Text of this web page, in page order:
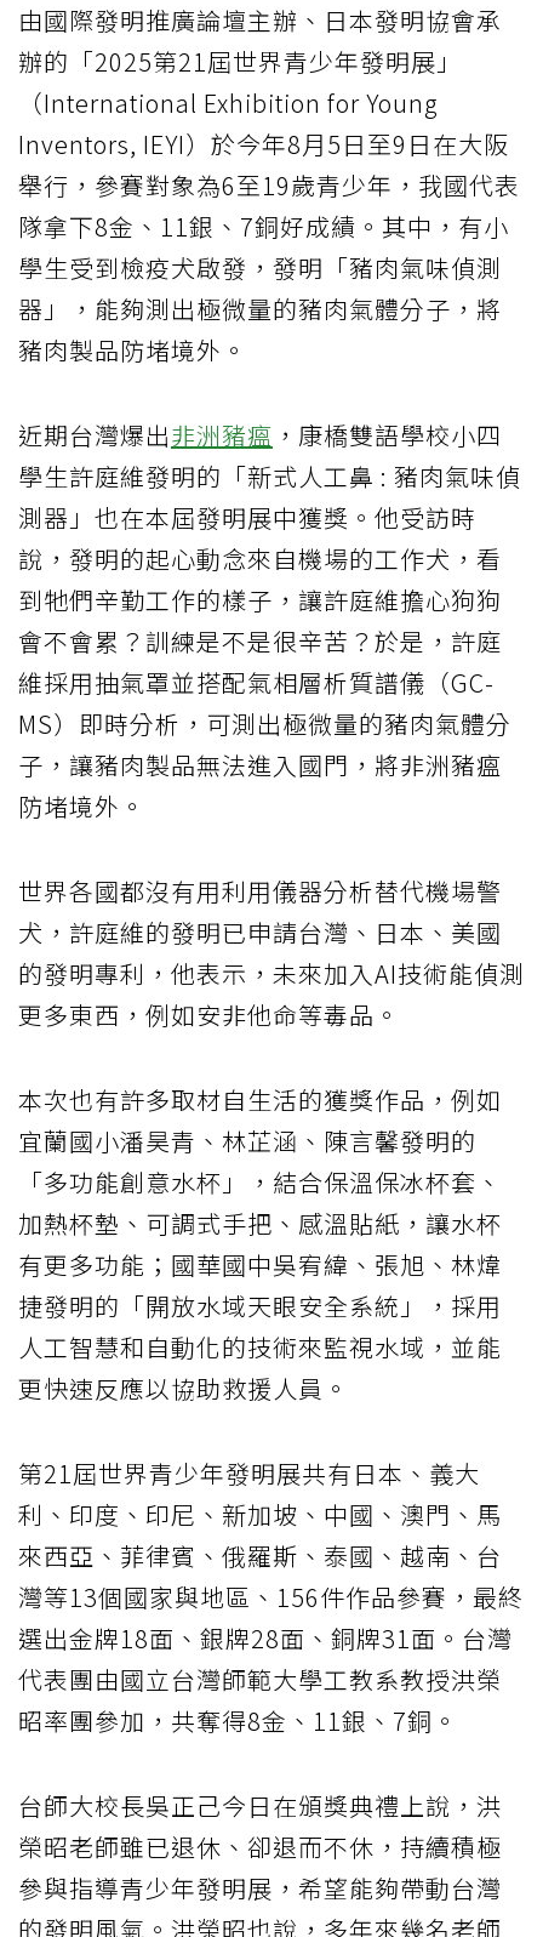
由國際發明推廣論壇主辦、日本發明協會承
辦的「2025第21屆世界青少年發明展」
（International Exhibition for Young
Inventors, IEYI）於今年8月5日至9日在大阪
舉行，參賽對象為6至19歲青少年，我國代表
隊拿下8金、11銀、7銅好成績。其中，有小
學生受到檢疫犬啟發，發明「豬肉氣味偵測
器」，能夠測出極微量的豬肉氣體分子，將
豬肉製品防堵境外。
近期台灣爆出非洲豬瘟 ，康橋雙語學校小四
學生許庭維發明的「新式人工鼻 : 豬肉氣味偵
測器」也在本屆發明展中獲獎。他受訪時
說，發明的起心動念來自機場的工作犬，看
到牠們辛勤工作的樣子，讓許庭維擔心狗狗
會不會累？訓練是不是很辛苦？於是，許庭
維採用抽氣罩並搭配氣相層析質譜儀（GC-
MS）即時分析，可測出極微量的豬肉氣體分
子，讓豬肉製品無法進入國門，將非洲豬瘟
防堵境外。
世界各國都沒有用利用儀器分析替代機場警
犬，許庭維的發明已申請台灣、日本、美國
的發明專利，他表示，未來加入AI技術能偵測
更多東西，例如安非他命等毒品。
本次也有許多取材自生活的獲獎作品，例如
宜蘭國小潘昊青、林芷涵、陳言馨發明的
「多功能創意水杯」，結合保溫保冰杯套、
加熱杯墊、可調式手把、感溫貼紙，讓水杯
有更多功能；國華國中吳宥緯、張旭、林煒
捷發明的「開放水域天眼安全系統」，採用
人工智慧和自動化的技術來監視水域，並能
更快速反應以協助救援人員。
第21屆世界青少年發明展共有日本、義大
利、印度、印尼、新加坡、中國、澳門、馬
來西亞、菲律賓、俄羅斯、泰國、越南、台
灣等13個國家與地區、156件作品參賽，最終
選出金牌18面、銀牌28面、銅牌31面。台灣
代表團由國立台灣師範大學工教系教授洪榮
昭率團參加，共奪得8金、11銀、7銅。
台師大校長吳正己今日在頒獎典禮上說，洪
榮昭老師雖已退休、卻退而不休，持續積極
參與指導青少年發明展，希望能夠帶動台灣
的發明風氣。洪榮昭也說，多年來幾名老師